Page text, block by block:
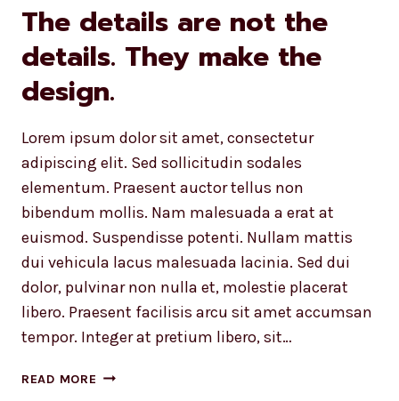
The details are not the
details. They make the
design.
Lorem ipsum dolor sit amet, consectetur
adipiscing elit. Sed sollicitudin sodales
elementum. Praesent auctor tellus non
bibendum mollis. Nam malesuada a erat at
euismod. Suspendisse potenti. Nullam mattis
dui vehicula lacus malesuada lacinia. Sed dui
dolor, pulvinar non nulla et, molestie placerat
libero. Praesent facilisis arcu sit amet accumsan
tempor. Integer at pretium libero, sit…
READ MORE THE